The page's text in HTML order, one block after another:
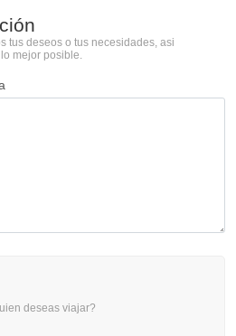
tus deseos o tus necesidades, asi
mejor posible.
deseas viajar?